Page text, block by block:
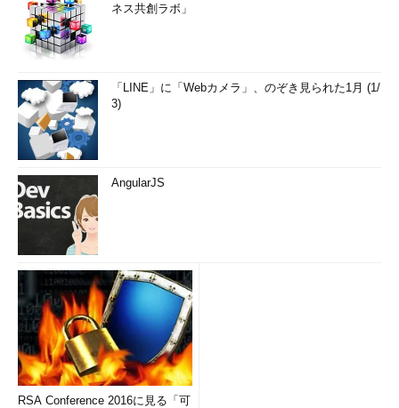
ネス共創ラボ」
「LINE」に「Webカメラ」、のぞき見られた1月 (1/
3)
AngularJS
RSA Conference 2016に見る「可